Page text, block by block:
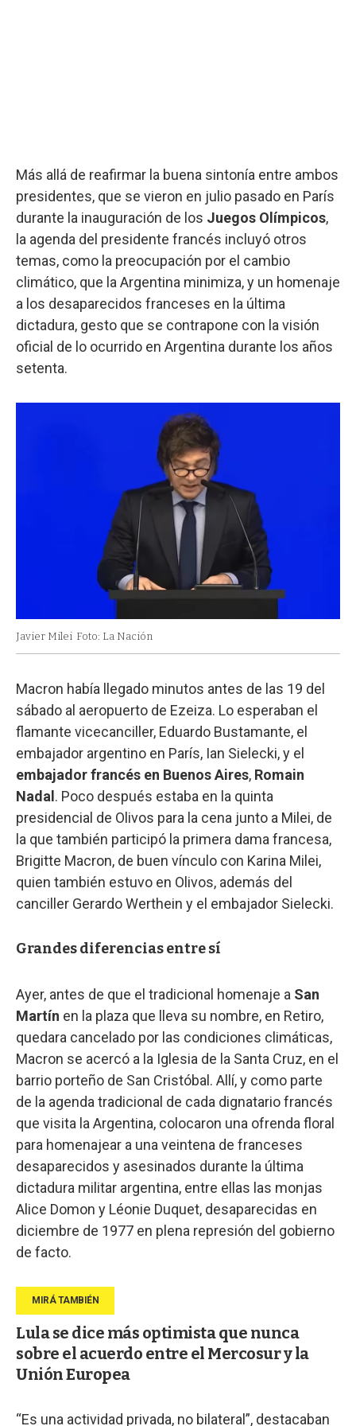
Más allá de reafirmar la buena sintonía entre ambos
presidentes, que se vieron en julio pasado en París
durante la inauguración de los Juegos Olímpicos,
la agenda del presidente francés incluyó otros
temas, como la preocupación por el cambio
climático, que la Argentina minimiza, y un homenaje
a los desaparecidos franceses en la última
dictadura, gesto que se contrapone con la visión
oficial de lo ocurrido en Argentina durante los años
setenta.
Javier Milei Foto: La Nación
Macron había llegado minutos antes de las 19 del
sábado al aeropuerto de Ezeiza. Lo esperaban el
flamante vicecanciller, Eduardo Bustamante, el
embajador argentino en París, Ian Sielecki, y el
embajador francés en Buenos Aires, Romain
Nadal. Poco después estaba en la quinta
presidencial de Olivos para la cena junto a Milei, de
la que también participó la primera dama francesa,
Brigitte Macron, de buen vínculo con Karina Milei,
quien también estuvo en Olivos, además del
canciller Gerardo Werthein y el embajador Sielecki.
Grandes diferencias entre sí
Ayer, antes de que el tradicional homenaje a San
Martín en la plaza que lleva su nombre, en Retiro,
quedara cancelado por las condiciones climáticas,
Macron se acercó a la Iglesia de la Santa Cruz, en el
barrio porteño de San Cristóbal. Allí, y como parte
de la agenda tradicional de cada dignatario francés
que visita la Argentina, colocaron una ofrenda floral
para homenajear a una veintena de franceses
desaparecidos y asesinados durante la última
dictadura militar argentina, entre ellas las monjas
Alice Domon y Léonie Duquet, desaparecidas en
diciembre de 1977 en plena represión del gobierno
de facto.
Lula se dice más optimista que nunca
sobre el acuerdo entre el Mercosur y la
Unión Europea
“Es una actividad privada, no bilateral”, destacaban